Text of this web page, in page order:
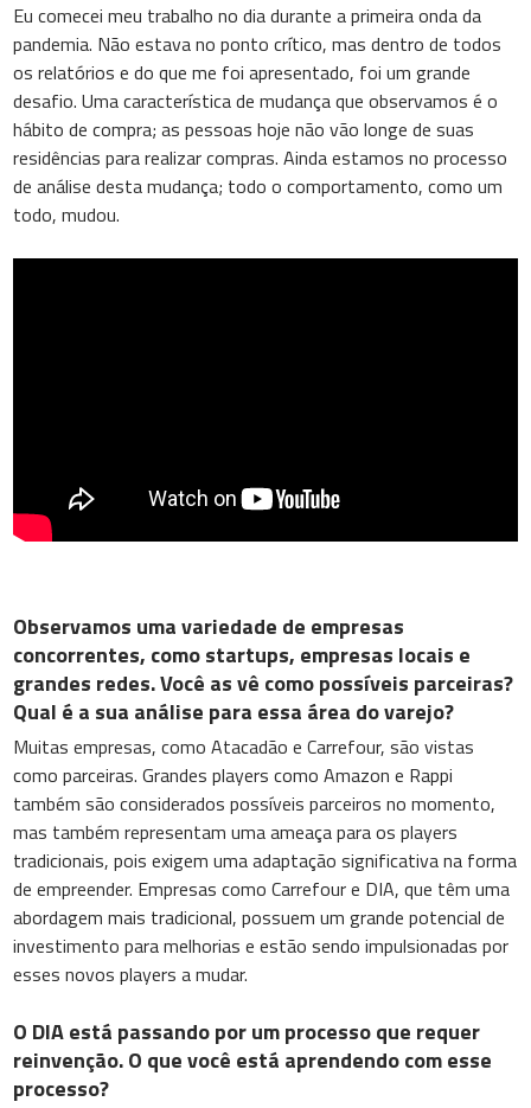
Eu comecei meu trabalho no dia durante a primeira onda da
pandemia. Não estava no ponto crítico, mas dentro de todos
os relatórios e do que me foi apresentado, foi um grande
desafio. Uma característica de mudança que observamos é o
hábito de compra; as pessoas hoje não vão longe de suas
residências para realizar compras. Ainda estamos no processo
de análise desta mudança; todo o comportamento, como um
todo, mudou.
Observamos uma variedade de empresas
concorrentes, como startups, empresas locais e
grandes redes. Você as vê como possíveis parceiras?
Qual é a sua análise para essa área do varejo?
Muitas empresas, como Atacadão e Carrefour, são vistas
como parceiras. Grandes players como Amazon e Rappi
também são considerados possíveis parceiros no momento,
mas também representam uma ameaça para os players
tradicionais, pois exigem uma adaptação significativa na forma
de empreender. Empresas como Carrefour e DIA, que têm uma
abordagem mais tradicional, possuem um grande potencial de
investimento para melhorias e estão sendo impulsionadas por
esses novos players a mudar.
O DIA está passando por um processo que requer
reinvenção. O que você está aprendendo com esse
processo?